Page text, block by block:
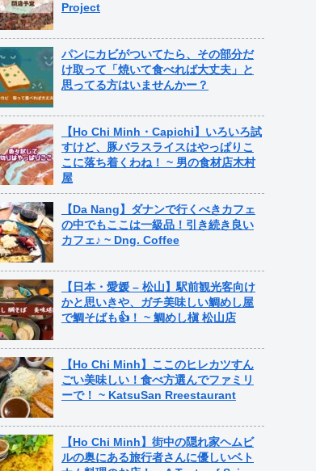
Project
パンにカビがついてたら、その部分だ
け取って「焼いて食べれば大丈夫」と
思ってる方はいませんかー？
【Ho Chi Minh・Capichi】いろいろ試
すけど、豚バラスライスはやっぱりこ
こに落ち着くわね！ ~ 男の食材店木村
屋
【Da Nang】ダナンで行くべきカフェ
の中でもここは一級品！引き続き良い
カフェ♪ ~ Dng. Coffee
【日本・愛媛 – 松山】駅前観光客向け
かと思いきや、ガチ美味しい鯛めし屋
で鯛そばも👍！ ~ 鯛めし槇 松山店
【Ho Chi Minh】ここのヒレカツすん
ごい美味しい！食べ方選んでファミリ
ーで！ ~ KatsuSan Rreestaurant
【Ho Chi Minh】街中の隠れ家ヘムビ
ルの奥にある旅行者さんに優しいベト